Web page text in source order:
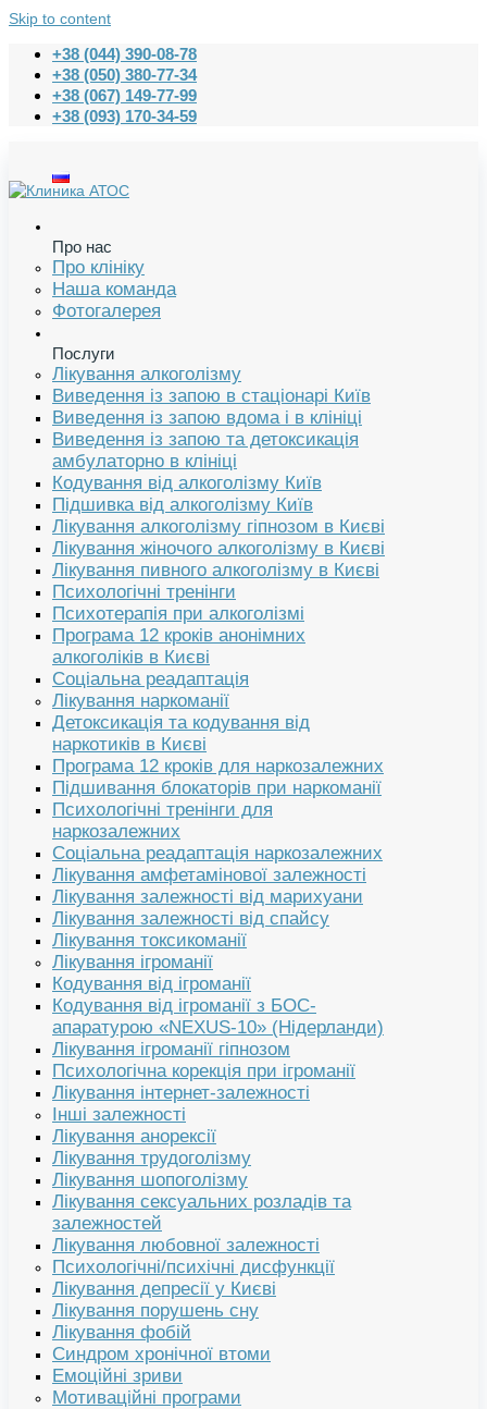
Skip to content
+38 (044) 390-08-78
+38 (050) 380-77-34
+38 (067) 149-77-99
+38 (093) 170-34-59
Про нас
Про клініку
Наша команда
Фотогалерея
Послуги
Лікування алкоголізму
Виведення із запою в стаціонарі Київ
Виведення із запою вдома і в клініці
Виведення із запою та детоксикація
амбулаторно в клініці
Кодування від алкоголізму Київ
Підшивка від алкоголізму Київ
Лікування алкоголізму гіпнозом в Києві
Лікування жіночого алкоголізму в Києві
Лікування пивного алкоголізму в Києві
Психологічні тренінги
Психотерапія при алкоголізмі
Програма 12 кроків анонімних
алкоголіків в Києві
Соціальна реадаптація
Лікування наркоманії
Детоксикація та кодування від
наркотиків в Києві
Програма 12 кроків для наркозалежних
Підшивання блокаторів при наркоманії
Психологічні тренінги для
наркозалежних
Соціальна реадаптація наркозалежних
Лікування амфетамінової залежності
Лікування залежності від марихуани
Лікування залежності від спайсу
Лікування токсикоманії
Лікування ігроманії
Кодування від ігроманії
Кодування від ігроманії з БОС-
апаратурою «NEXUS-10» (Нідерланди)
Лікування ігроманії гіпнозом
Психологічна корекція при ігроманії
Лікування інтернет-залежності
Інші залежності
Лікування анорексії
Лікування трудоголізму
Лікування шопоголізму
Лікування сексуальних розладів та
залежностей
Лікування любовної залежності
Психологічні/психічні дисфункції
Лікування депресії у Києві
Лікування порушень сну
Лікування фобій
Синдром хронічної втоми
Емоційні зриви
Мотиваційні програми